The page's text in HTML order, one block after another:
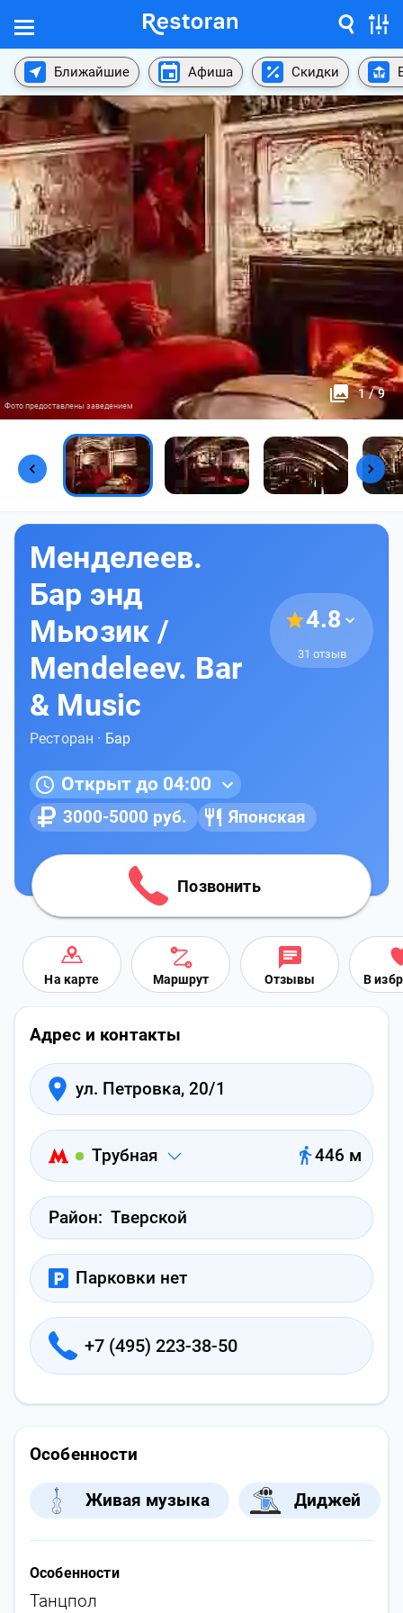
Ближайшие Афиша Скидки
1 / 9
Фото предоставлены заведением
Менделеев.
Бар энд
Мьюзик /
Mendeleev. Bar
& Music
4.8
31 отзыв
Ресторан · Бар
Открыт до 04:00
3000-5000 руб. Японская
Позвонить
На карте Маршрут Отзывы В
Адрес и контакты
ул. Петровка, 20/1
Трубная 446 м
Район: Тверской
Парковки нет
+7 (495) 223-38-50
Особенности
Живая музыка Диджей
Особенности
Танцпол